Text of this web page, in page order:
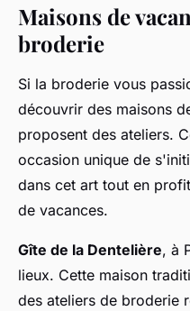
Maisons de
broderie
Si la broderie vous
découvrir des maisons
proposent des ateliers.
occasion unique de
dans cet art tout en
de vacances.
Gîte de la Dentelière, à
lieux. Cette maison
des ateliers de broderie